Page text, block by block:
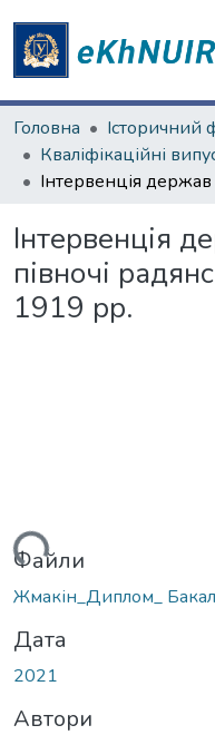
Головна
Історичний
Інтервенція
півночі
1919 рр.
Файли
Жмакін_Диплом_
Дата
2021
Автори